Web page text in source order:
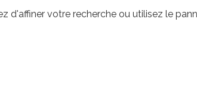
d'affiner votre recherche ou utilisez le